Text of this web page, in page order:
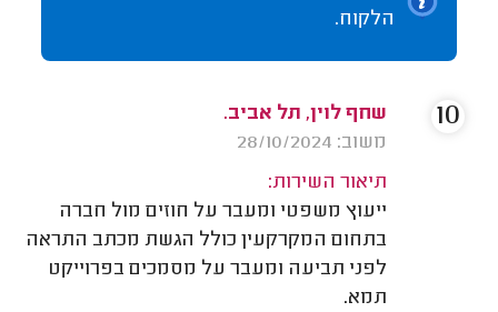
הלקוח.
שחף לוין, תל אביב.
משוב: 28/10/2024
תיאור השירות:
ייעוץ משפטי ומעבר על חוזים מול חברה
בתחום המקרקעין כולל הגשת מכתב התראה
לפני תביעה ומעבר על מסמכים בפרוייקט
תמא.
10